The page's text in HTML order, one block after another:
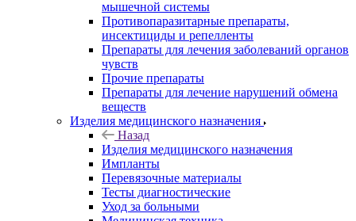
мышечной системы
Противопаразитарные препараты,
инсектициды и репелленты
Препараты для лечения заболеваний органов
чувств
Прочие препараты
Препараты для лечение нарушений обмена
веществ
Изделия медицинского назначения
Назад
Изделия медицинского назначения
Импланты
Перевязочные материалы
Тесты диагностические
Уход за больными